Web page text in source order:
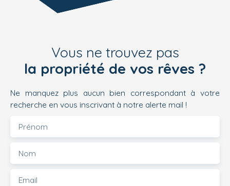
Vous ne trouvez pas
la propriété de vos rêves ?
Ne manquez plus aucun bien correspondant à votre
recherche en vous inscrivant à notre alerte mail !
Prénom
Nom
Email